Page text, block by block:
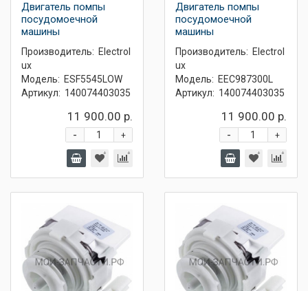
Двигатель помпы
посудомоечной
машины
Производитель: Electrol
ux
Модель: ESF5545LOW
Артикул: 140074403035
11 900.00 р.
+
-
Двигатель помпы
посудомоечной
машины
Производитель: Electrol
ux
Модель: EEC987300L
Артикул: 140074403035
11 900.00 р.
+
-